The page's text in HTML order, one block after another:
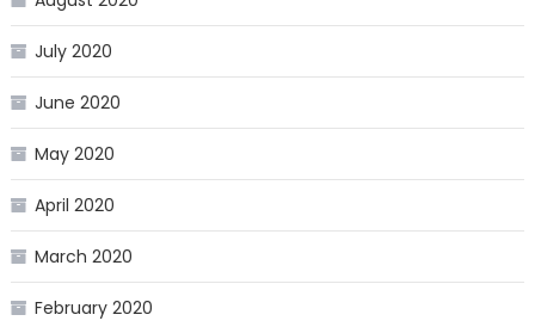
July 2020
June 2020
May 2020
April 2020
March 2020
February 2020